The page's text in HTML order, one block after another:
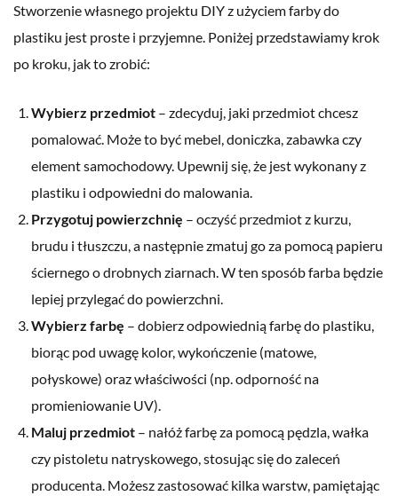
Stworzenie własnego projektu DIY z użyciem farby do
plastiku jest proste i przyjemne. Poniżej przedstawiamy krok
po kroku, jak to zrobić:
Wybierz przedmiot – zdecyduj, jaki przedmiot chcesz
pomalować. Może to być mebel, doniczka, zabawka czy
element samochodowy. Upewnij się, że jest wykonany z
plastiku i odpowiedni do malowania.
Przygotuj powierzchnię – oczyść przedmiot z kurzu,
brudu i tłuszczu, a następnie zmatuj go za pomocą papieru
ściernego o drobnych ziarnach. W ten sposób farba będzie
lepiej przylegać do powierzchni.
Wybierz farbę – dobierz odpowiednią farbę do plastiku,
biorąc pod uwagę kolor, wykończenie (matowe,
połyskowe) oraz właściwości (np. odporność na
promieniowanie UV).
Maluj przedmiot – nałóż farbę za pomocą pędzla, wałka
czy pistoletu natryskowego, stosując się do zaleceń
producenta. Możesz zastosować kilka warstw, pamiętając